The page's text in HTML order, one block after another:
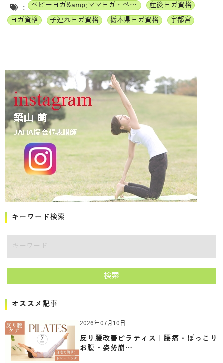
: ベビーヨガ&amp;ママヨガ・ベビーチャクラマッサージ通信講座
産後ヨガ資格
ヨガ資格
子連れヨガ資格 栃木県ヨガ資格 宇都宮
キーワード検索
検索
オススメ記事
2026年07月10日
反り腰改善ピラティス｜腰痛・ぽっこり
お腹・姿勢崩…